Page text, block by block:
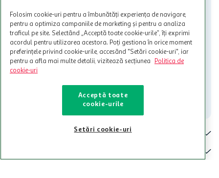
care aceste este suspendat sau in perioada in care sunt efectuate
intretineri sau reparatii tehnice la sistemul de utilizarea al Cardului.
Contacteaza-ne!
Iti stam mereu la dispozitie.
Contact
Folosim cookie-uri pentru a îmbunătăți experiența de navigare,
pentru a optimiza campaniile de marketing și pentru a analiza
traficul pe site. Selectând „Acceptă toate cookie-urile”, îți exprimi
acordul pentru utilizarea acestora. Poți gestiona în orice moment
preferințele privind cookie-urile, accesând "Setări cookie-uri", iar
pentru a afla mai multe detalii, vizitează secțiunea
Politica de
cookie-uri
Acceptă toate
cookie-urile
Setări cookie-uri